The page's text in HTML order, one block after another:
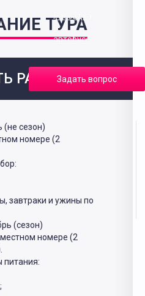
Рассадка
автобусе
Задать вопрос
ТУРА
РАЗМЕЩЕНИЯ
(не сезон)
номере (2
завтраки и ужины по
(сезон)
номере (2
питания: